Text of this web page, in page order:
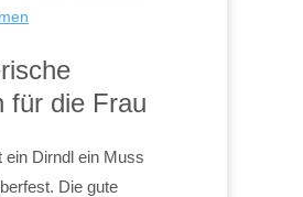
für die Frau
ein Dirndl ein Muss
Die gute